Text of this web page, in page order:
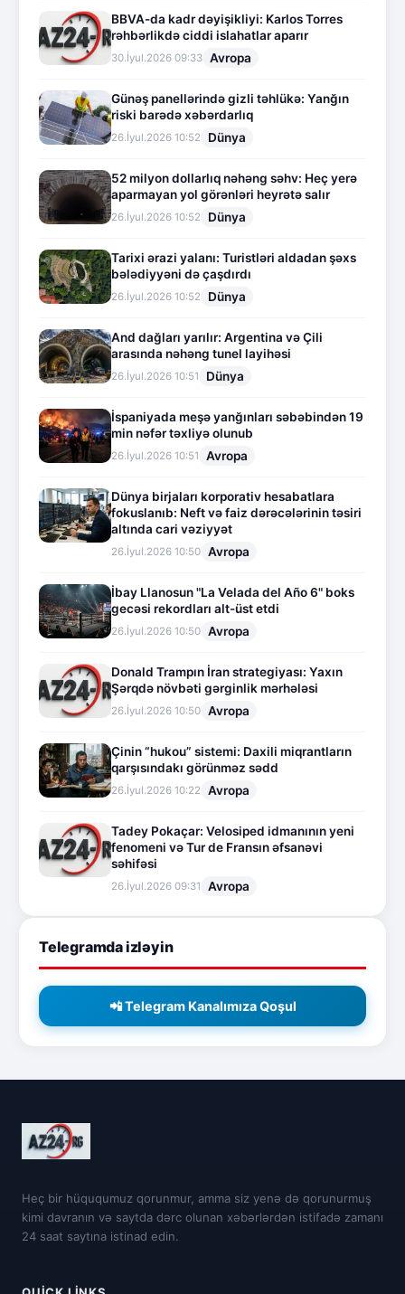
BBVA-da kadr dəyişikliyi: Karlos Torres
rəhbərlikdə ciddi islahatlar aparır
30.İyul.2026 09:33 Avropa
Günəş panellərində gizli təhlükə: Yanğın
riski barədə xəbərdarlıq
26.İyul.2026 10:52 Dünya
52 milyon dollarlıq nəhəng səhv: Heç yerə
aparmayan yol görənləri heyrətə salır
26.İyul.2026 10:52 Dünya
Tarixi ərazi yalanı: Turistləri aldadan şəxs
bələdiyyəni də çaşdırdı
26.İyul.2026 10:52 Dünya
And dağları yarılır: Argentina və Çili
arasında nəhəng tunel layihəsi
26.İyul.2026 10:51 Dünya
İspaniyada meşə yanğınları səbəbindən 19
min nəfər təxliyə olunub
26.İyul.2026 10:51 Avropa
Dünya birjaları korporativ hesabatlara
fokuslanıb: Neft və faiz dərəcələrinin təsiri
altında cari vəziyyət
26.İyul.2026 10:50 Avropa
İbay Llanosun "La Velada del Año 6" boks
gecəsi rekordları alt-üst etdi
26.İyul.2026 10:50 Avropa
Donald Trampın İran strategiyası: Yaxın
Şərqdə növbəti gərginlik mərhələsi
26.İyul.2026 10:50 Avropa
Çinin “hukou” sistemi: Daxili miqrantların
qarşısındakı görünməz sədd
26.İyul.2026 10:22 Avropa
Tadey Pokaçar: Velosiped idmanının yeni
fenomeni və Tur de Fransın əfsanəvi
səhifəsi
26.İyul.2026 09:31 Avropa
Telegramda izləyin
📲 Telegram Kanalımıza Qoşul
Heç bir hüququmuz qorunmur, amma siz yenə də qorunurmuş
kimi davranın və saytda dərc olunan xəbərlərdən istifadə zamanı
24 saat saytına istinad edin.